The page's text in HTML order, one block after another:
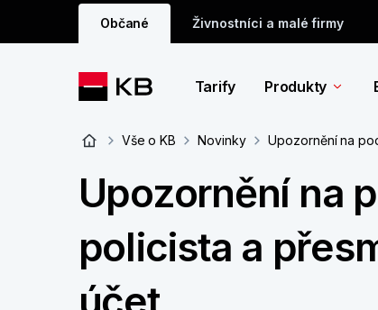
Občané Živnostníci a malé firmy
Tarify Produkty
Vše o KB Novinky Upozornění na
Upozornění na
policista a